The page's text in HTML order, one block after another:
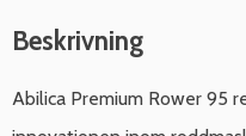
Beskrivning
Abilica Premium Rower 95